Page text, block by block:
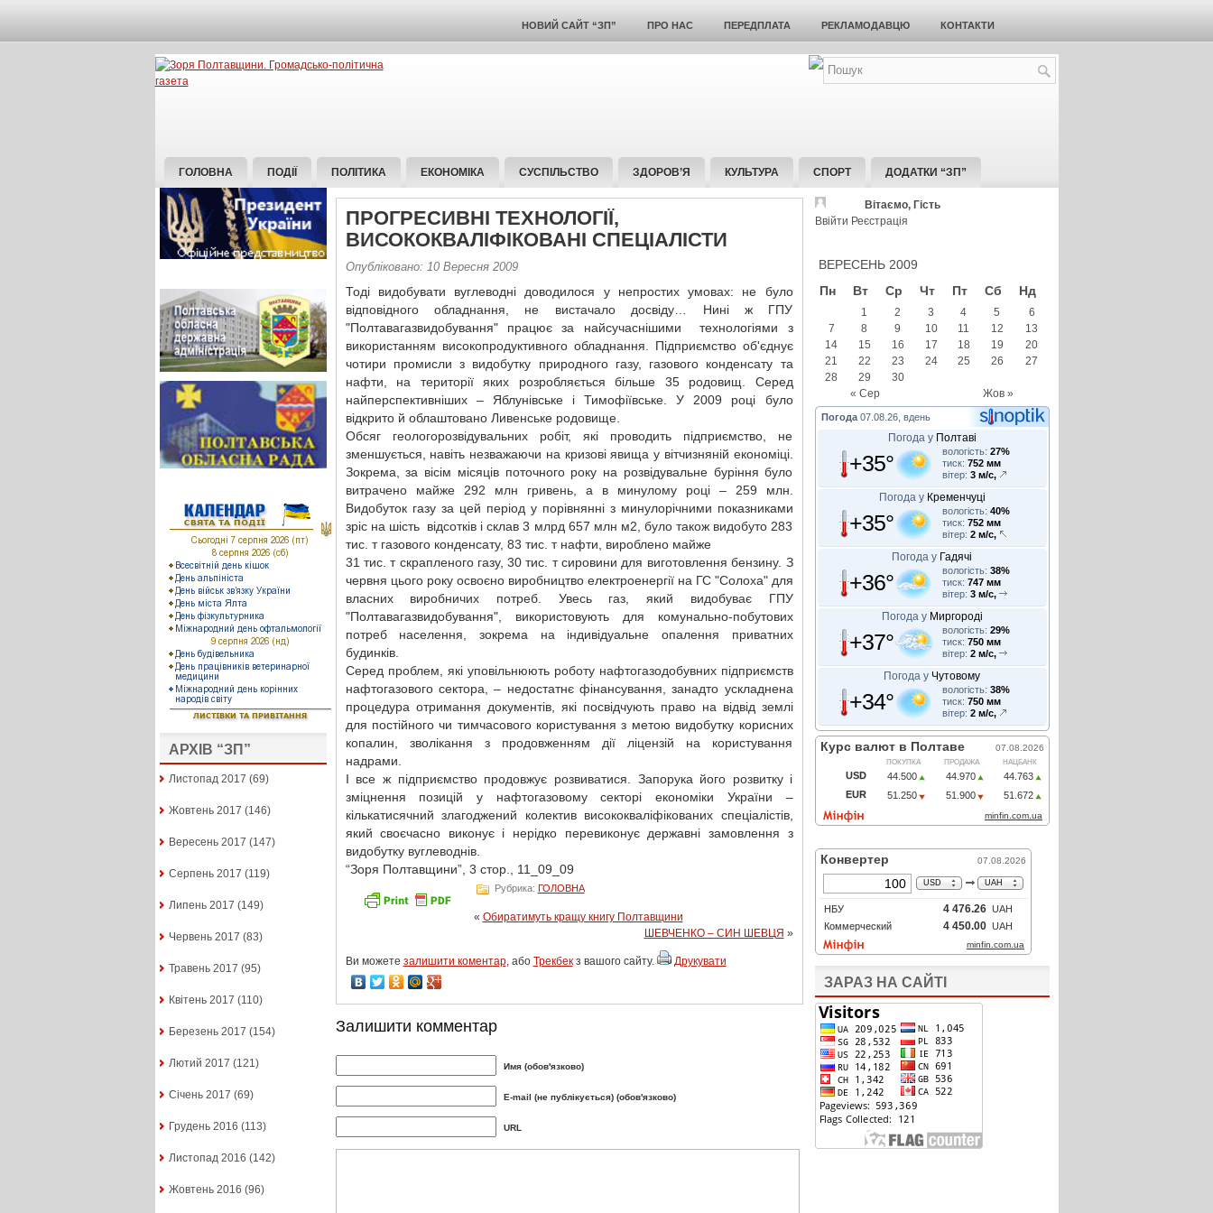
НОВИЙ САЙТ “ЗП” ПРО НАС ПЕРЕДПЛАТА РЕКЛАМОДАВЦЮ КОНТАКТИ
ГОЛОВНА ПОДІЇ ПОЛІТИКА ЕКОНОМІКА СУСПІЛЬСТВО ЗДОРОВ’Я КУЛЬТУРА СПОРТ ДОДАТКИ “ЗП”
АРХІВ “ЗП”
Листопад 2017 (69)
Жовтень 2017 (146)
Вересень 2017 (147)
Серпень 2017 (119)
Липень 2017 (149)
Червень 2017 (83)
Травень 2017 (95)
Квітень 2017 (110)
Березень 2017 (154)
Лютий 2017 (121)
Січень 2017 (69)
Грудень 2016 (113)
Листопад 2016 (142)
Жовтень 2016 (96)
ПРОГРЕСИВНІ ТЕХНОЛОГІЇ,
ВИСОКОКВАЛІФІКОВАНІ СПЕЦІАЛІСТИ
Опубліковано: 10 Вересня 2009
Тоді видобувати вуглеводні доводилося у непростих умовах: не було
відповідного обладнання, не вистачало досвіду… Нині ж ГПУ
"Полтавагазвидобування" працює за найсучаснішими технологіями з
використанням високопродуктивного обладнання. Підприємство об'єднує
чотири промисли з видобутку природного газу, газового конденсату та
нафти, на території яких розробляється більше 35 родовищ. Серед
найперспективніших – Яблунівське і Тимофіївське. У 2009 році було
відкрито й облаштовано Ливенське родовище.
Обсяг геологорозвідувальних робіт, які проводить підприємство, не
зменшується, навіть незважаючи на кризові явища у вітчизняній економіці.
Зокрема, за вісім місяців поточного року на розвідувальне буріння було
витрачено майже 292 млн гривень, а в минулому році – 259 млн.
Видобуток газу за цей період у порівнянні з минулорічними показниками
зріс на шість відсотків і склав 3 млрд 657 млн м2, було також видобуто 283
тис. т газового конденсату, 83 тис. т нафти, вироблено майже
31 тис. т скрапленого газу, 30 тис. т сировини для виготовлення бензину. З
червня цього року освоєно виробництво електроенергії на ГС "Солоха" для
власних виробничих потреб. Увесь газ, який видобуває ГПУ
"Полтавагазвидобування", використовують для комунально-побутових
потреб населення, зокрема на індивідуальне опалення приватних
будинків.
Серед проблем, які уповільнюють роботу нафтогазодобувних підприємств
нафтогазового сектора, – недостатнє фінансування, занадто ускладнена
процедура отримання документів, які посвідчують право на відвід землі
для постійного чи тимчасового користування з метою видобутку корисних
копалин, зволікання з продовженням дії ліцензій на користування
надрами.
І все ж підприємство продовжує розвиватися. Запорука його розвитку і
зміцнення позицій у нафтогазовому секторі економіки України –
кількатисячний злагоджений колектив висококваліфікованих спеціалістів,
який своєчасно виконує і нерідко перевиконує державні замовлення з
видобутку вуглеводнів.
“Зоря Полтавщини”, 3 стор., 11_09_09
Рубрика: ГОЛОВНА
« Обиратимуть кращу книгу Полтавщини
ШЕВЧЕНКО – СИН ШЕВЦЯ »
Ви можете залишити коментар, або Трекбекз вашого сайту. Друкувати
Залишити комментар
Имя (обов'язково)
E-mail (не публікується) (обов'язково)
URL
Вітаємо, Гість
Ввійти Реєстрація
ВЕРЕСЕНЬ 2009
Пн
Вт Ср Чт Пт Сб Нд
« Сер Жов »
1 2 3 4 5
6
7
8 9 10 11 12
13
14
15 16 17 18 19
20
21
22 23 24 25 26
27
28
29 30
Погода 07.08.26, вдень
Погода у Полтаві
+35° вологість: 27%
тиск: 752 мм
вітер: 3 м/с,
Погода у Кременчуці
+35° вологість: 40%
тиск: 752 мм
вітер: 2 м/с,
Погода у Гадячі
+36° вологість: 38%
тиск: 747 мм
вітер: 3 м/с,
Погода у Миргороді
+37° вологість: 29%
тиск: 750 мм
вітер: 2 м/с,
Погода у Чутовому
+34° вологість: 38%
тиск: 750 мм
вітер: 2 м/с,
ЗАРАЗ НА САЙТІ